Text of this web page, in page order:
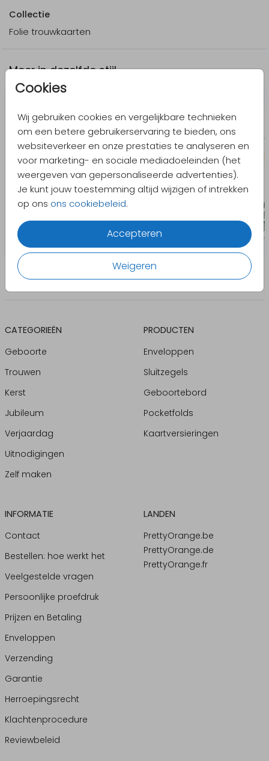
Cookies
Wij gebruiken cookies en vergelijkbare technieken
om een betere gebruikerservaring te bieden, ons
websiteverkeer en onze prestaties te analyseren en
voor marketing- en sociale mediadoeleinden (het
weergeven van gepersonaliseerde advertenties).
Je kunt jouw toestemming altijd wijzigen of intrekken
op ons ons cookiebeleid.
Accepteren
Weigeren
Collectie
Folie trouwkaarten
Meer in dezelfde stijl
CATEGORIEËN
Geboorte
Trouwen
Kerst
Jubileum
Verjaardag
Uitnodigingen
Zelf maken
PRODUCTEN
Enveloppen
Sluitzegels
Geboortebord
Pocketfolds
Kaartversieringen
INFORMATIE
Contact
Bestellen: hoe werkt het
Veelgestelde vragen
Persoonlijke proefdruk
Prijzen en Betaling
Enveloppen
Verzending
Garantie
Herroepingsrecht
Klachtenprocedure
Reviewbeleid
LANDEN
PrettyOrange.be
PrettyOrange.de
PrettyOrange.fr